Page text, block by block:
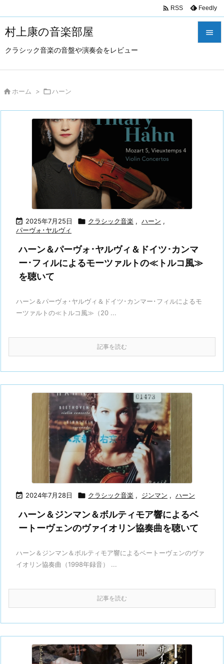
村上康の音楽部屋
クラシック音楽の音盤や演奏会をレビュー

 RSS Feedly
 ホーム > ハーン
 2025年7月25日  クラシック音楽 , ハーン ,
パーヴォ･ヤルヴィ
ハーン＆パーヴォ･ヤルヴィ＆ドイツ･カンマ
ー･フィルによるモーツァルトの≪トルコ風≫
を聴いて
ハーン＆パーヴォ･ヤルヴィ＆ドイツ･カンマー･フィルによるモ
ーツァルトの≪トルコ風≫（20 ...
記事を読む
 2024年7月28日  クラシック音楽 , ジンマン , ハーン
ハーン＆ジンマン＆ボルティモア響によるベ
ートーヴェンのヴァイオリン協奏曲を聴いて
ハーン＆ジンマン＆ボルティモア響によるベートーヴェンのヴァ
イオリン協奏曲（1998年録音） ...
記事を読む